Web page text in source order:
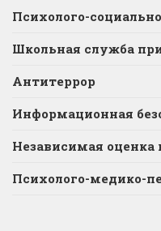
Психолого-
Школьная служба
Антитеррор
Информационная
Независимая оценка
Психолого-медико-